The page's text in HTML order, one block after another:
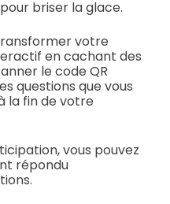
briser la glace.
votre
en cachant des
le code QR
questions que vous
la fin de votre
vous pouvez
répondu